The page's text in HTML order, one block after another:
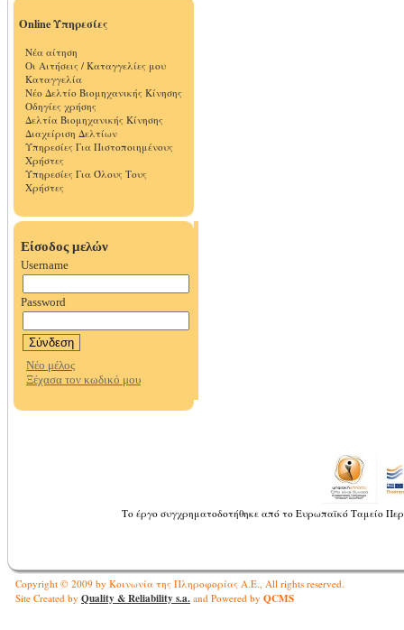
Online Υπηρεσίες
Νέα αίτηση
Οι Αιτήσεις / Καταγγελίες μου
Καταγγελία
Νέο Δελτίο Βιομηχανικής Κίνησης
Οδηγίες χρήσης
Δελτία Βιομηχανικής Κίνησης
Διαχείριση Δελτίων
Υπηρεσίες Για Πιστοποιημένους
Χρήστες
Υπηρεσίες Για Όλους Τους
Χρήστες
Το έργο συγχρηματοδοτήθηκε από το Ευρωπαϊκό Ταμείο
Copyright © 2009 by Κοινωνία της Πληροφορίας Α.Ε., All rights reserved.
Site Created by Quality & Reliability s.a. and Powered by QCMS